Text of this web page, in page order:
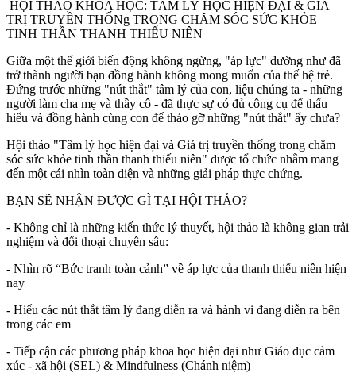
TRỊ TRUYỀN THỐNg TRONG CHĂM SÓC SỨC KHỎE
TINH THẦN THANH THIẾU NIÊN
Giữa một thế giới biến động không ngừng, "áp lực" dường như đã
trở thành người bạn đồng hành không mong muốn của thế hệ trẻ.
Đứng trước những "nút thắt" tâm lý của con, liệu chúng ta - những
người làm cha mẹ và thầy cô - đã thực sự có đủ công cụ để thấu
hiểu và đồng hành cùng con để tháo gỡ những "nút thắt" ấy chưa?
Hội thảo "Tâm lý học hiện đại và Giá trị truyền thống trong chăm
sóc sức khỏe tinh thần thanh thiếu niên" được tổ chức nhằm mang
đến một cái nhìn toàn diện và những giải pháp thực chứng.
BẠN SẼ NHẬN ĐƯỢC GÌ TẠI HỘI THẢO?
- Không chỉ là những kiến thức lý thuyết, hội thảo là không gian trải
nghiệm và đối thoại chuyên sâu:
- Nhìn rõ “Bức tranh toàn cảnh” về áp lực của thanh thiếu niên hiện
nay
- Hiểu các nút thắt tâm lý đang diễn ra và hành vi đang diễn ra bên
trong các em
- Tiếp cận các phương pháp khoa học hiện đại như Giáo dục cảm
xúc - xã hội (SEL) & Mindfulness (Chánh niệm)